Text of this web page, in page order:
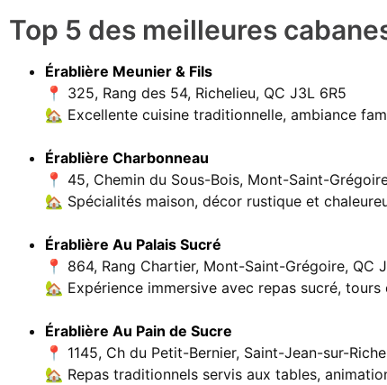
Top 5 des meilleures
Érablière Meunier & Fils
📍 325, Rang des 54, Richelieu, QC J3L 6R5
🏡 Excellente cuisine traditionnelle, ambiance
Érablière Charbonneau
📍 45, Chemin du Sous-Bois, Mont-Saint-
🏡 Spécialités maison, décor rustique et
Érablière Au Palais Sucré
📍 864, Rang Chartier, Mont-Saint-Grégoire, QC
🏡 Expérience immersive avec repas sucré,
Érablière Au Pain de Sucre
📍 1145, Ch du Petit-Bernier, Saint-Jean-sur-
🏡 Repas traditionnels servis aux tables,